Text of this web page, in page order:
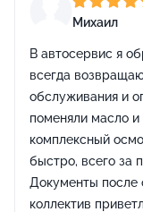
Михаил
В автосервис я
всегда
обслуживания и
поменяли масло
комплексный
быстро, всего за
Документы после
коллектив